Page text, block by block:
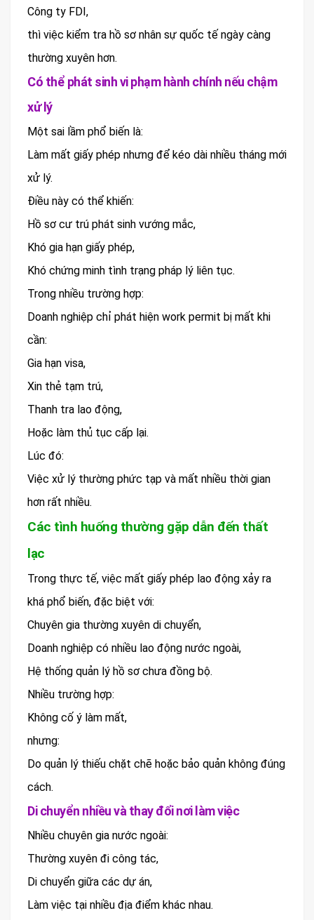
Công ty FDI,
thì việc kiểm tra hồ sơ nhân sự quốc tế ngày càng
thường xuyên hơn.
Có thể phát sinh vi phạm hành chính nếu chậm
xử lý
Một sai lầm phổ biến là:
Làm mất giấy phép nhưng để kéo dài nhiều tháng mới
xử lý.
Điều này có thể khiến:
Hồ sơ cư trú phát sinh vướng mắc,
Khó gia hạn giấy phép,
Khó chứng minh tình trạng pháp lý liên tục.
Trong nhiều trường hợp:
Doanh nghiệp chỉ phát hiện work permit bị mất khi
cần:
Gia hạn visa,
Xin thẻ tạm trú,
Thanh tra lao động,
Hoặc làm thủ tục cấp lại.
Lúc đó:
Việc xử lý thường phức tạp và mất nhiều thời gian
hơn rất nhiều.
Các tình huống thường gặp dẫn đến thất
lạc
Trong thực tế, việc mất giấy phép lao động xảy ra
khá phổ biến, đặc biệt với:
Chuyên gia thường xuyên di chuyển,
Doanh nghiệp có nhiều lao động nước ngoài,
Hệ thống quản lý hồ sơ chưa đồng bộ.
Nhiều trường hợp:
Không cố ý làm mất,
nhưng:
Do quản lý thiếu chặt chẽ hoặc bảo quản không đúng
cách.
Di chuyển nhiều và thay đổi nơi làm việc
Nhiều chuyên gia nước ngoài:
Thường xuyên đi công tác,
Di chuyển giữa các dự án,
Làm việc tại nhiều địa điểm khác nhau.